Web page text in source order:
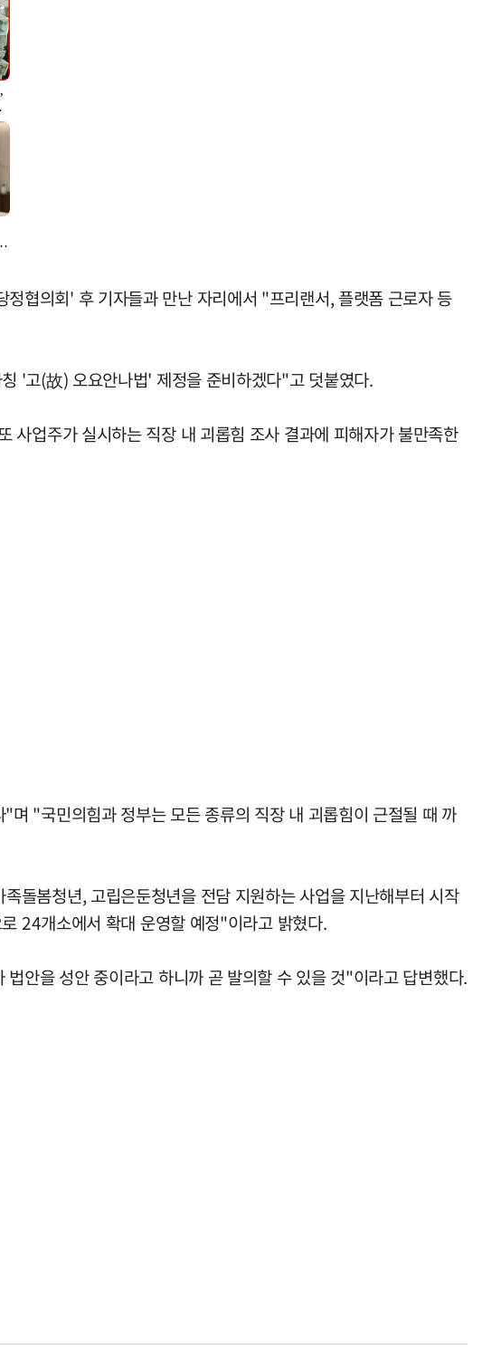
협의회' 후 기자들과 만난 자리에서 "프리랜서, 플랫폼 근로자 등
'고(故) 오요안나법' 제정을 준비하겠다"고 덧붙였다.
업주가 실시하는 직장 내 괴롭힘 조사 결과에 피해자가 불만족한
"국민의힘과 정부는 모든 종류의 직장 내 괴롭힘이 근절될 때 까
돌봄청년, 고립은둔청년을 전담 지원하는 사업을 지난해부터 시작
24개소에서 확대 운영할 예정"이라고 밝혔다.
안을 성안 중이라고 하니까 곧 발의할 수 있을 것"이라고 답변했다.